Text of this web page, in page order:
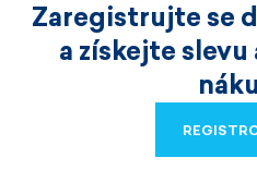
Zaregistrujte se
a získejte slevu